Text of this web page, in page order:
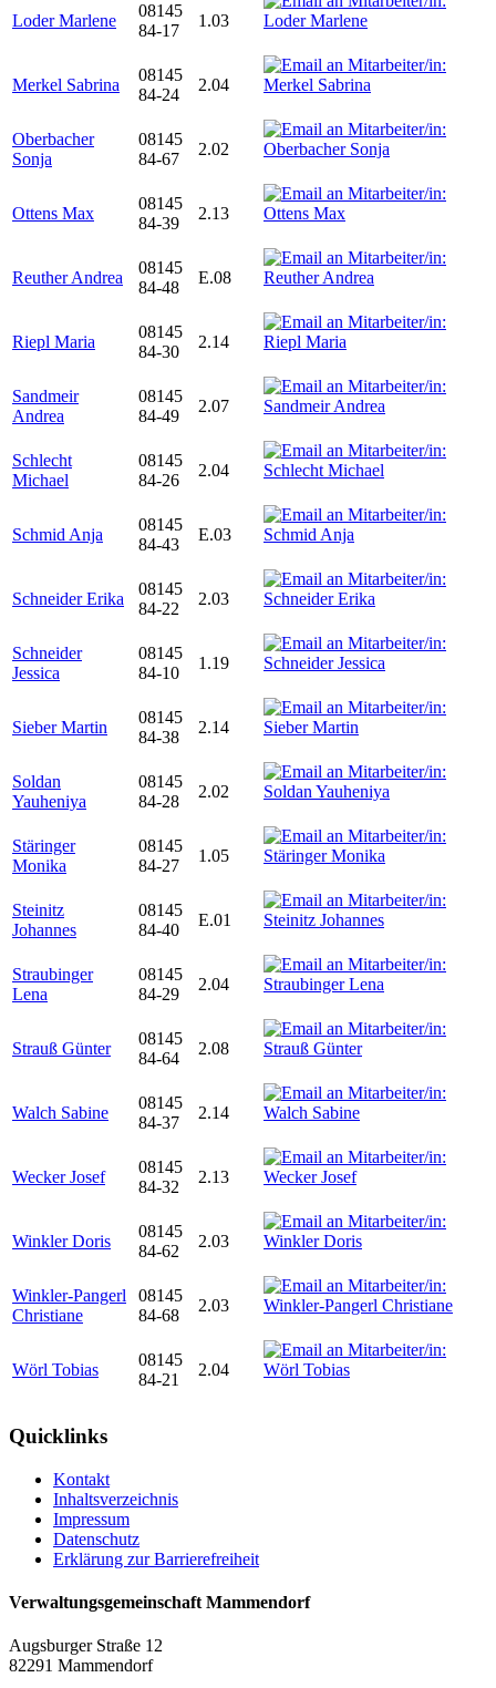
Loder Marlene
08145
84-17
1.03
Merkel Sabrina
08145
84-24
2.04
Oberbacher
Sonja
08145
84-67
2.02
Ottens Max
08145
84-39
2.13
Reuther Andrea
08145
84-48
E.08
Riepl Maria
08145
84-30
2.14
Sandmeir
Andrea
08145
84-49
2.07
Schlecht
Michael
08145
84-26
2.04
Schmid Anja
08145
84-43
E.03
Schneider Erika
08145
84-22
2.03
Schneider
Jessica
08145
84-10
1.19
Sieber Martin
08145
84-38
2.14
Soldan
Yauheniya
08145
84-28
2.02
Stäringer
Monika
08145
84-27
1.05
Steinitz
Johannes
08145
84-40
E.01
Straubinger
Lena
08145
84-29
2.04
Strauß Günter
08145
84-64
2.08
Walch Sabine
08145
84-37
2.14
Wecker Josef
08145
84-32
2.13
Winkler Doris
08145
84-62
2.03
Winkler-Pangerl
Christiane
08145
84-68
2.03
Wörl Tobias
08145
84-21
2.04
Quicklinks
Kontakt
Inhaltsverzeichnis
Impressum
Datenschutz
Erklärung zur Barrierefreiheit
Verwaltungsgemeinschaft Mammendorf
Augsburger Straße 12
82291 Mammendorf